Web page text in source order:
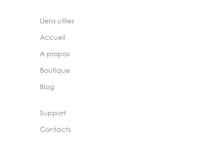
Liens utiles
Accueil
A propos
Boutique
Blog
Support
Contacts